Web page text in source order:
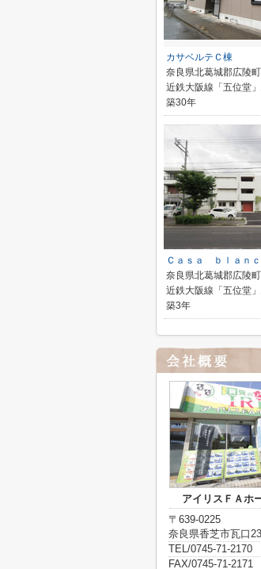
カサベルテＣ棟
奈良県北葛城郡広陵
近鉄大阪線「五位堂
築30年
Ｃａｓａ ｂｌａｎ
奈良県北葛城郡広陵
近鉄大阪線「五位堂
築3年
アイリスＦＡホ
〒639-0225
奈良県香芝市瓦口
TEL/0745-71-2170
FAX/0745-71-2171